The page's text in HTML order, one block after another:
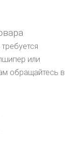
или
обращайтесь в